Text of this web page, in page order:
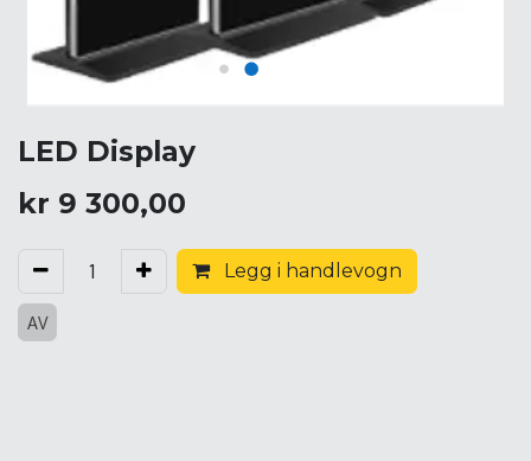
LED Display
kr 9 300,00
Legg i handlevogn
AV